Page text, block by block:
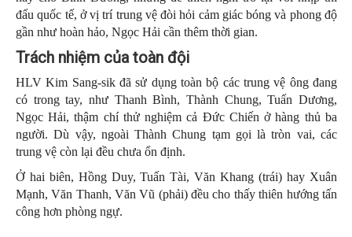
đấu quốc tế, ở vị trí trung vệ đòi hỏi cảm giác bóng và phong độ
gần như hoàn hảo, Ngọc Hải cần thêm thời gian.
Trách nhiệm của toàn đội
HLV Kim Sang-sik đã sử dụng toàn bộ các trung vệ ông đang
có trong tay, như Thanh Bình, Thành Chung, Tuấn Dương,
Ngọc Hải, thậm chí thử nghiệm cả Đức Chiến ở hàng thủ ba
người. Dù vậy, ngoài Thành Chung tạm gọi là tròn vai, các
trung vệ còn lại đều chưa ổn định.
Ở hai biên, Hồng Duy, Tuấn Tài, Văn Khang (trái) hay Xuân
Mạnh, Văn Thanh, Văn Vũ (phải) đều cho thấy thiên hướng tấn
công hơn phòng ngự.